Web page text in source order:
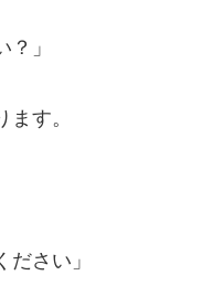
」
す。
ださい」